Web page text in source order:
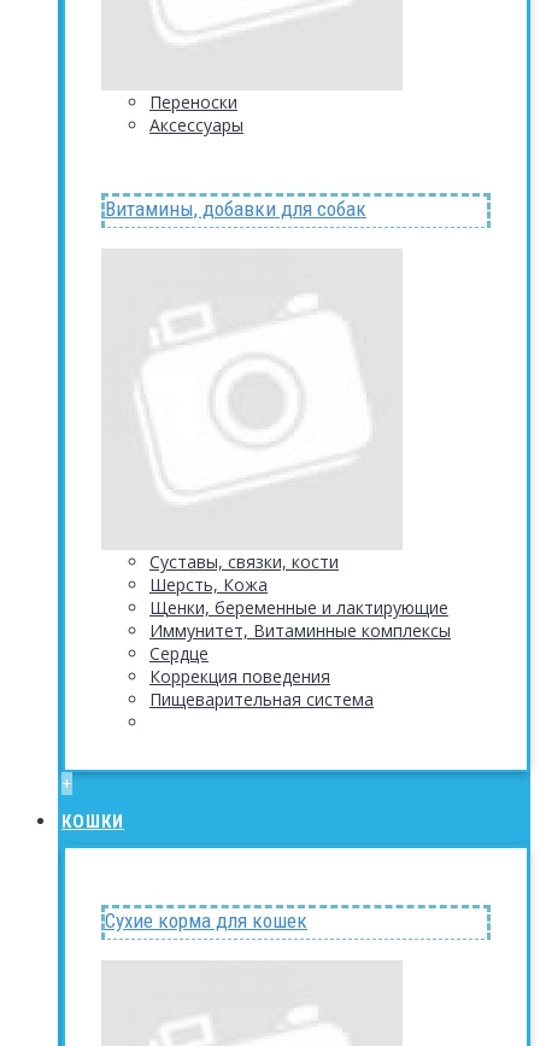
Переноски
Аксессуары
Витамины, добавки для собак
Суставы, связки, кости
Шерсть, Кожа
Щенки, беременные и лактирующие
Иммунитет, Витаминные комплексы
Сердце
Коррекция поведения
Пищеварительная система
+
КОШКИ
Сухие корма для кошек